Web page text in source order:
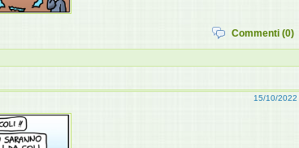
Commenti (0)
15/10/2022